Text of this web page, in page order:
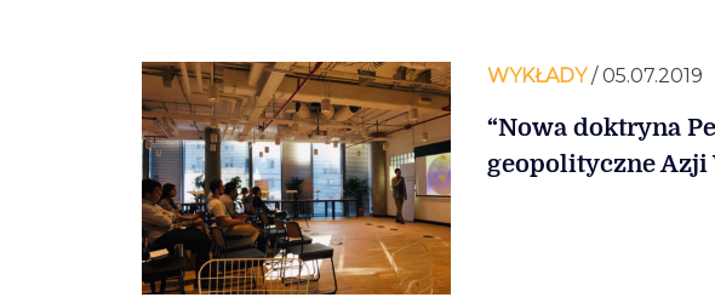
WYKŁADY/ 05.07.2019
“Nowa doktryna
geopolityczne Azji